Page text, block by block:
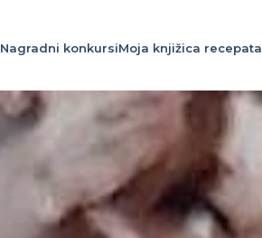
Nagradni konkursiMoja knjižica recepata